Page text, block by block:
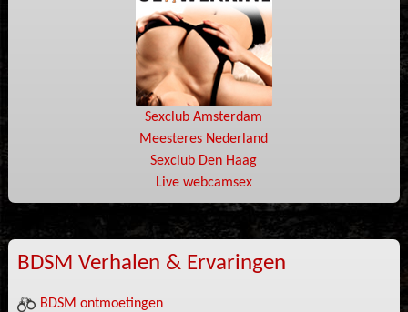
Sexclub Amsterdam
Meesteres Nederland
Sexclub Den Haag
Live webcamsex
BDSM Verhalen & Ervaringen
BDSM ontmoetingen